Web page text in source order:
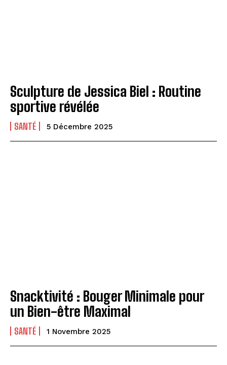
Sculpture de Jessica Biel : Routine
sportive révélée
SANTÉ 5 Décembre 2025
Snacktivité : Bouger Minimale pour
un Bien-être Maximal
SANTÉ 1 Novembre 2025